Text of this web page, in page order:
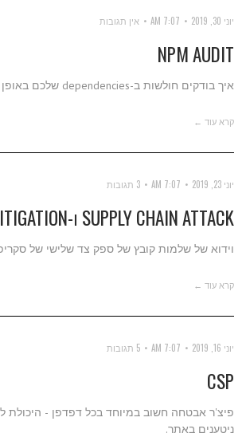
יוני 30, 2019 7:07 AM אין תגובות
NPM AUDIT
איך בודקים חולשות ב-dependencies שלכם באופן אוטומטי ב-Node.js
קרא עוד ←
יוני 23, 2019 7:07 AM 3 תגובות
SUPPLY CHAIN ATTACK ו-SRI MITIGATION
וידוא של שלמות קובץ של ספק צד שלישי של
קרא עוד ←
יוני 16, 2019 7:07 AM 5 תגובות
CSP
פיצ'ר אבטחה חשוב במיוחד בכל דפדפן - היכולת
ניטענים באתר.